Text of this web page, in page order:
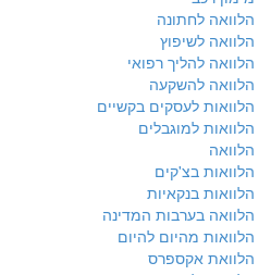
הלוואה לחתונה
הלוואה לשיפוץ
הלוואה להליך רפואי
הלוואה להשקעה
הלוואות לעסקים בקשיים
הלוואות למוגבלים
הלוואה
הלוואות בצ'קים
הלוואות בנקאיות
הלוואה בערבות המדינה
הלוואות מהיום להיום
הלוואת אקספרס